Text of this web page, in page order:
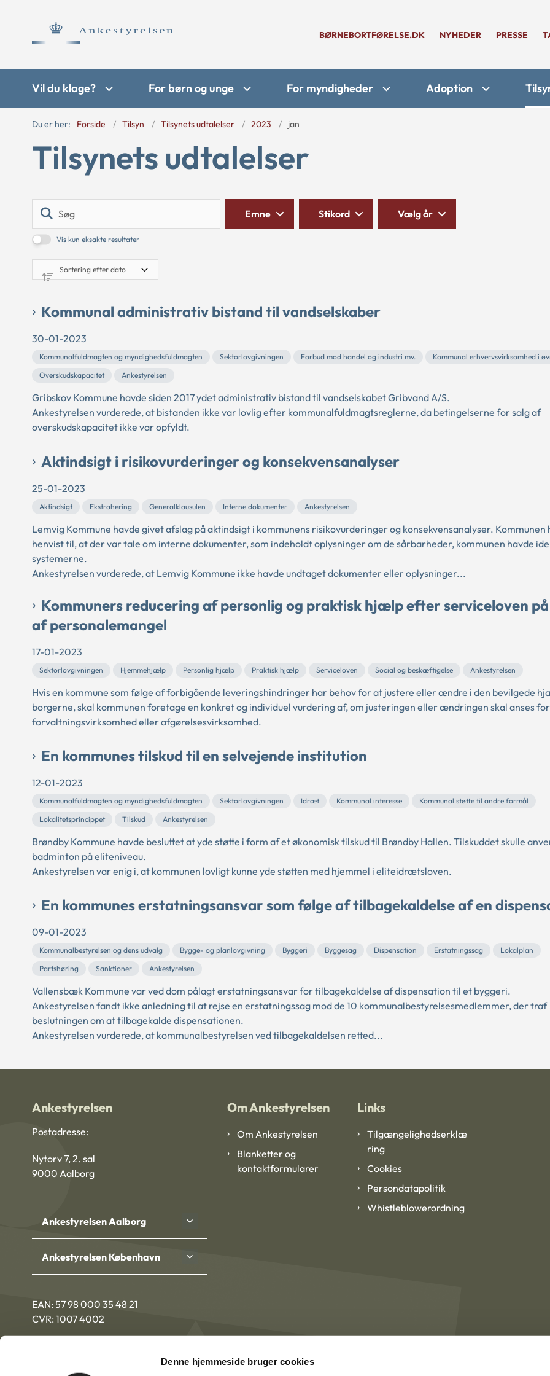
Denne hjemmeside bruger cookies
BØRNEBORTFØRELSE.DK NYHEDER PRESSE
Vil du klage? For børn og unge For myndigheder Adoption
Du er her: Forside Tilsyn Tilsynets udtalelser 2023 jan
Tilsynets udtalelser
Vis kun eksakte resultater
Emne Stikord Vælg år
Kommunal administrativ bistand til vandselskaber
30-01-2023
Kommunalfuldmagten og myndighedsfuldmagten Sektorlovgivningen Forbud mod handel og industri mv.
Kommunal erhvervsvirksomhed i
Overskudskapacitet
Ankestyrelsen
Gribskov Kommune havde siden 2017 ydet administrativ bistand til vandselskabet Gribvand A/S.
Ankestyrelsen vurderede, at bistanden ikke var lovlig efter kommunalfuldmagtsreglerne, da betingelserne for salg af
overskudskapacitet ikke var opfyldt.
Aktindsigt i risikovurderinger og konsekvensanalyser
25-01-2023
Aktindsigt Ekstrahering Generalklausulen Interne dokumenter Ankestyrelsen
Lemvig Kommune havde givet afslag på aktindsigt i kommunens risikovurderinger og konsekvensanalyser. Kommunen
henvist til, at der var tale om interne dokumenter, som indeholdt oplysninger om de sårbarheder, kommunen havde
systemerne.
Ankestyrelsen vurderede, at Lemvig Kommune ikke havde undtaget dokumenter eller oplysninger...
Kommuners reducering af personlig og praktisk hjælp efter serviceloven
af personalemangel
17-01-2023
Sektorlovgivningen Hjemmehjælp Personlig hjælp Praktisk hjælp Serviceloven Social og beskæftigelse Ankestyrelsen
Hvis en kommune som følge af forbigående leveringshindringer har behov for at justere eller ændre i den bevilgede
borgerne, skal kommunen foretage en konkret og individuel vurdering af, om justeringen eller ændringen skal anses
forvaltningsvirksomhed eller afgørelsesvirksomhed.
En kommunes tilskud til en selvejende institution
12-01-2023
Kommunalfuldmagten og myndighedsfuldmagten Sektorlovgivningen Idræt Kommunal interesse
Kommunal støtte til andre formål
Lokalitetsprincippet
Tilskud Ankestyrelsen
Brøndby Kommune havde besluttet at yde støtte i form af et økonomisk tilskud til Brøndby Hallen. Tilskuddet skulle
badminton på eliteniveau.
Ankestyrelsen var enig i, at kommunen lovligt kunne yde støtten med hjemmel i eliteidrætsloven.
En kommunes erstatningsansvar som følge af tilbagekaldelse af en
09-01-2023
Kommunalbestyrelsen og dens udvalg Bygge- og planlovgivning Byggeri Byggesag Dispensation Erstatningssag
Lokalplan
Partshøring
Sanktioner Ankestyrelsen
Vallensbæk Kommune var ved dom pålagt erstatningsansvar for tilbagekaldelse af dispensation til et byggeri.
Ankestyrelsen fandt ikke anledning til at rejse en erstatningssag mod de 10 kommunalbestyrelsesmedlemmer, der traf
beslutningen om at tilbagekalde dispensationen.
Ankestyrelsen vurderede, at kommunalbestyrelsen ved tilbagekaldelsen retted...
Ankestyrelsen
Postadresse:
Nytorv 7, 2. sal
9000 Aalborg
Ankestyrelsen Aalborg
Ankestyrelsen København
EAN: 57 98 000 35 48 21
CVR: 1007 4002
Om Ankestyrelsen
Om Ankestyrelsen
Blanketter og
kontaktformularer
Links
Tilgængelighedserklæ
ring
Cookies
Persondatapolitik
Whistleblowerordning